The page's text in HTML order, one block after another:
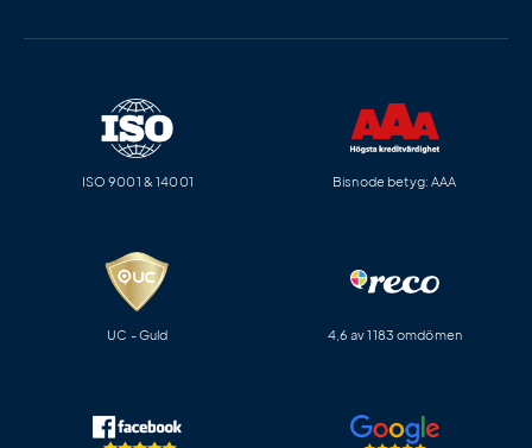
ISO 9001 & 14001 Bisnode betyg: AAA
UC - Guld 4,6 av 1183 omdömen